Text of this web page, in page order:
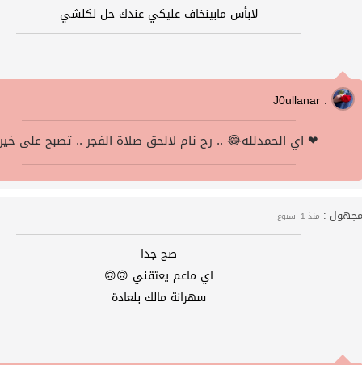
لابأس مابينخاف عليكي عندك حل لكلشي
J0ullanar :
اي الحمدلله😂 .. رح نام لالحق صلاة الفجر .. تصبح على خير ❤
مجهول : منذ 1 اسبوع
صح جدا
اي ماعم يعتقني 🙃🙃
سهرانة مالك بلعادة